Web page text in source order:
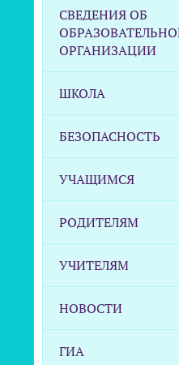
СВЕДЕНИЯ ОБ
ОРГАНИЗАЦИИ
ШКОЛА
БЕЗОПАСНОСТЬ
УЧАЩИМСЯ
РОДИТЕЛЯМ
УЧИТЕЛЯМ
НОВОСТИ
ГИА